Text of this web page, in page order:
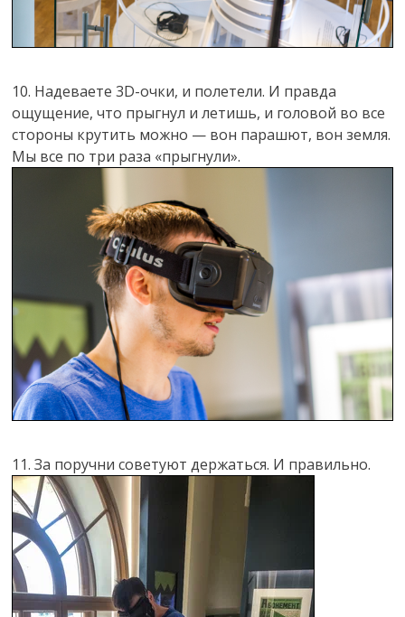
10. Надеваете 3D-очки, и полетели. И правда
ощущение, что прыгнул и летишь, и головой во все
стороны крутить можно — вон парашют, вон земля.
Мы все по три раза «прыгнули».
11. За поручни советуют держаться. И правильно.